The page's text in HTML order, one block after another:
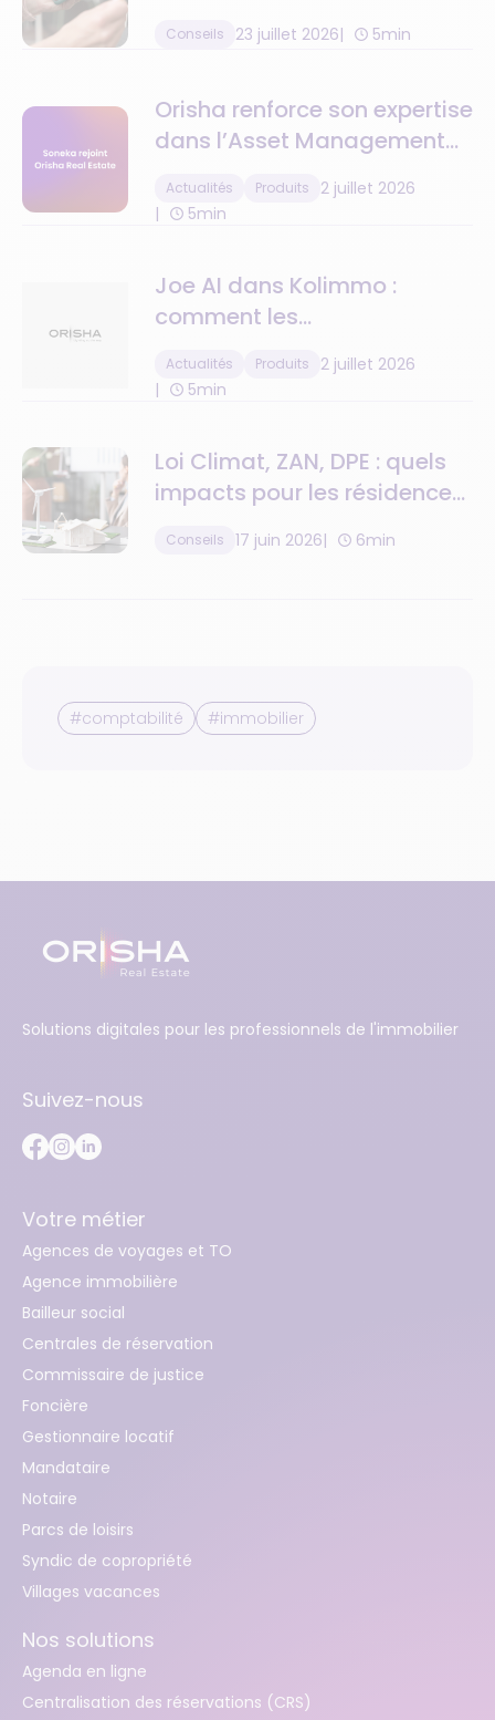
Conseils 23 juillet 2026 5min
Orisha renforce son expertise
dans l’Asset Management
Actualités Produits
2 juillet 2026
5min
Joe AI dans Kolimmo :
comment les
ratent plus aucun appel
Actualités Produits
2 juillet 2026
5min
Loi Climat, ZAN, DPE : quels
impacts pour les résidences
Conseils 17 juin 2026 6min
#comptabilité #immobilier
Solutions digitales pour les professionnels de l'immobilier
Suivez-nous
Votre métier
Agences de voyages et TO
Agence immobilière
Bailleur social
Centrales de réservation
Commissaire de justice
Foncière
Gestionnaire locatif
Mandataire
Notaire
Parcs de loisirs
Syndic de copropriété
Villages vacances
Nos solutions
Agenda en ligne
Centralisation des réservations (CRS)